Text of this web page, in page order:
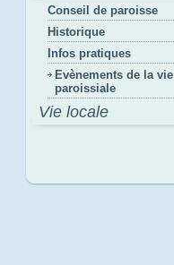
Conseil de paroisse
Historique
Infos pratiques
Evènements de la vie
paroissiale
Vie locale